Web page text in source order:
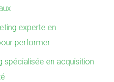
experte en
performer
spécialisée en acquisition